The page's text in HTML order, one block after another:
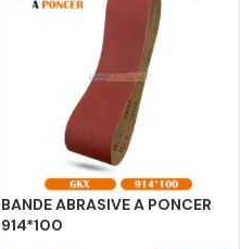
BANDE ABRASIVE A PONCER
914*100